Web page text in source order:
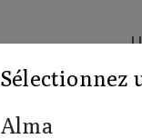
Sélectionnez
Alma